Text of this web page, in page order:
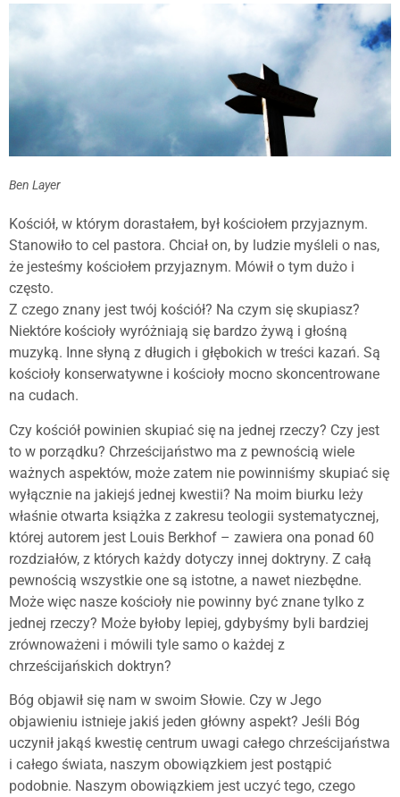
Ben Layer
Kościół, w którym dorastałem, był kościołem przyjaznym.
Stanowiło to cel pastora. Chciał on, by ludzie myśleli o nas,
że jesteśmy kościołem przyjaznym. Mówił o tym dużo i
często.
Z czego znany jest twój kościół? Na czym się skupiasz?
Niektóre kościoły wyróżniają się bardzo żywą i głośną
muzyką. Inne słyną z długich i głębokich w treści kazań. Są
kościoły konserwatywne i kościoły mocno skoncentrowane
na cudach.
Czy kościół powinien skupiać się na jednej rzeczy? Czy jest
to w porządku? Chrześcijaństwo ma z pewnością wiele
ważnych aspektów, może zatem nie powinniśmy skupiać się
wyłącznie na jakiejś jednej kwestii? Na moim biurku leży
właśnie otwarta książka z zakresu teologii systematycznej,
której autorem jest Louis Berkhof – zawiera ona ponad 60
rozdziałów, z których każdy dotyczy innej doktryny. Z całą
pewnością wszystkie one są istotne, a nawet niezbędne.
Może więc nasze kościoły nie powinny być znane tylko z
jednej rzeczy? Może byłoby lepiej, gdybyśmy byli bardziej
zrównoważeni i mówili tyle samo o każdej z
chrześcijańskich doktryn?
Bóg objawił się nam w swoim Słowie. Czy w Jego
objawieniu istnieje jakiś jeden główny aspekt? Jeśli Bóg
uczynił jakąś kwestię centrum uwagi całego chrześcijaństwa
i całego świata, naszym obowiązkiem jest postąpić
podobnie. Naszym obowiązkiem jest uczyć tego, czego